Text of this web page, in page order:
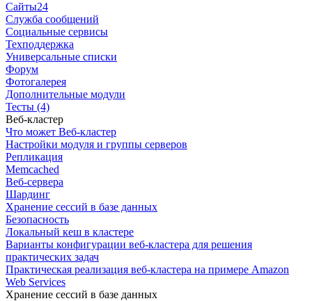
Сайты24
Служба сообщений
Социальные сервисы
Техподдержка
Универсальные списки
Форум
Фотогалерея
Дополнительные модули
Тесты (4)
Веб-кластер
Что может Веб-кластер
Настройки модуля и группы серверов
Репликация
Memcached
Веб-сервера
Шардинг
Хранение сессий в базе данных
Безопасность
Локальный кеш в кластере
Варианты конфигурации веб-кластера для решения
практических задач
Практическая реализация веб-кластера на примере Amazon
Web Services
Хранение сессий в базе данных